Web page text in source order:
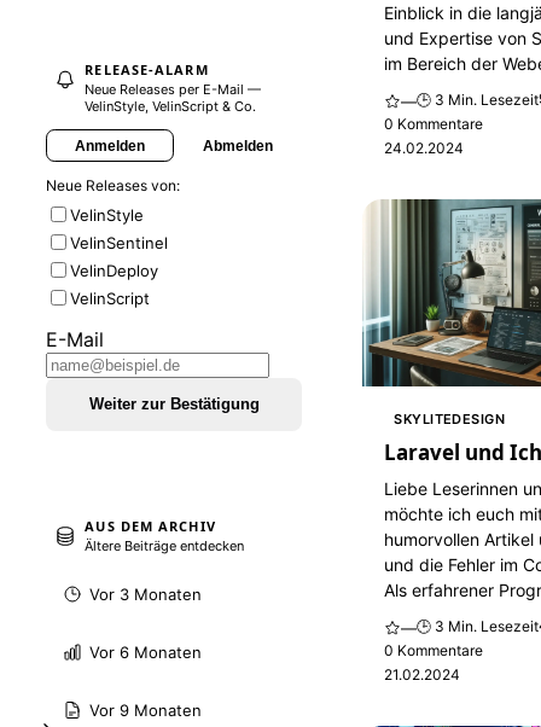
RELEASE-ALARM
Neue Releases per E-Mail —
VelinStyle, VelinScript & Co.
Anmelden Abmelden
Neue Releases von:
VelinStyle
VelinSentinel
VelinDeploy
VelinScript
E-Mail
Weiter zur Bestätigung
AUS DEM ARCHIV
Ältere Beiträge entdecken
Vor 3 Monaten
Vor 6 Monaten
Vor 9 Monaten
Einblick in die
und Expertise von
im Bereich der
—🕒 3 Min. Lesezeit
0 Kommentare
24.02.2024
SKYLITEDESIGN
Laravel und
Liebe Leserinnen
möchte ich euch
humorvollen Artikel
und die Fehler im
Als erfahrener
—🕒 3 Min. Lesezeit
0 Kommentare
21.02.2024